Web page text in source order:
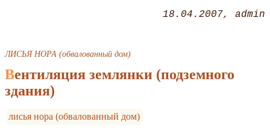
18.04.2007 admin
ЛИСЬЯ НОРА (обвалованный дом)
Вентиляция землянки (подземного
здания)
лисья нора (обвалованный дом)